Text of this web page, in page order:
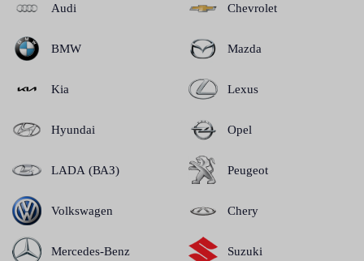
Audi
BMW
Kia
Hyundai
LADA (ВАЗ)
Volkswagen
Mercedes-Benz
Chevrolet
Mazda
Lexus
Opel
Peugeot
Chery
Suzuki